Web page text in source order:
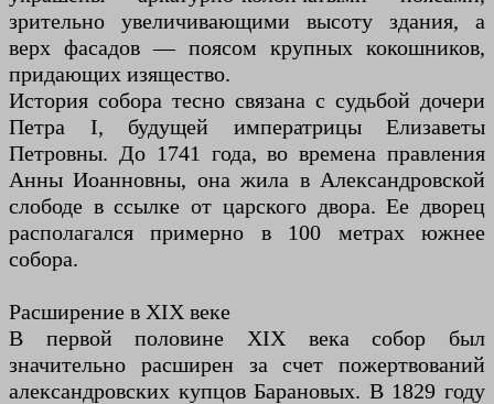
зрительно увеличивающими высоту здания, а
верх фасадов — поясом крупных кокошников,
придающих изящество.
История собора тесно связана с судьбой дочери
Петра I, будущей императрицы Елизаветы
Петровны. До 1741 года, во времена правления
Анны Иоанновны, она жила в Александровской
слободе в ссылке от царского двора. Ее дворец
располагался примерно в 100 метрах южнее
собора.
Расширение в XIX веке
В первой половине XIX века собор был
значительно расширен за счет пожертвований
александровских купцов Барановых. В 1829 году